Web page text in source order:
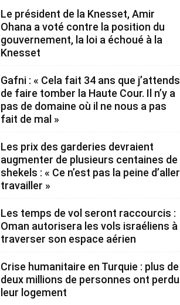
Le président de la Knesset, Amir
Ohana a voté contre la position du
gouvernement, la loi a échoué à la
Knesset
Gafni : « Cela fait 34 ans que j’attends
de faire tomber la Haute Cour. Il n’y a
pas de domaine où il ne nous a pas
fait de mal »
Les prix des garderies devraient
augmenter de plusieurs centaines de
shekels : « Ce n’est pas la peine d’aller
travailler »
Les temps de vol seront raccourcis :
Oman autorisera les vols israéliens à
traverser son espace aérien
Crise humanitaire en Turquie : plus de
deux millions de personnes ont perdu
leur logement